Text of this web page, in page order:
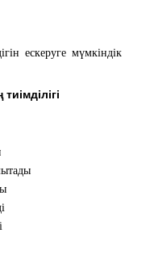
ескеруге мүмкіндік